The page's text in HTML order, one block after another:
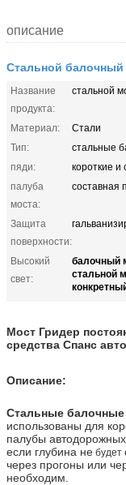
описание
Стальной балочный
Название
продукта:
стальной
Материал:
Стали
Тип:
стальные
пяди:
короткие и
палуба
моста:
составная
Защита
поверхности:
Высокий
свет:
балочный
стальной
Мост Гридер
средства Спанс
Описание:
Стальные
использованы для
палубы
если глубина не будет
через прогоны или
необходим.